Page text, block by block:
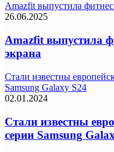
Amazfit выпустила
26.06.2025
Amazfit выпустила
экрана
Стали известны
Samsung Galaxy S24
02.01.2024
Стали известны
серии Samsung